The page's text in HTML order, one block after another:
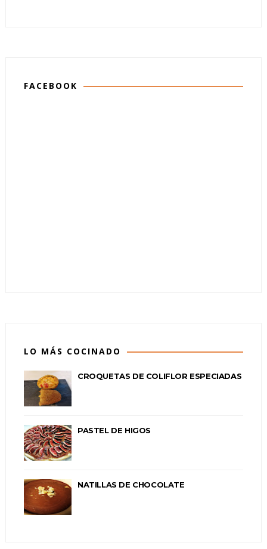
FACEBOOK
LO MÁS COCINADO
CROQUETAS DE COLIFLOR ESPECIADAS
PASTEL DE HIGOS
NATILLAS DE CHOCOLATE